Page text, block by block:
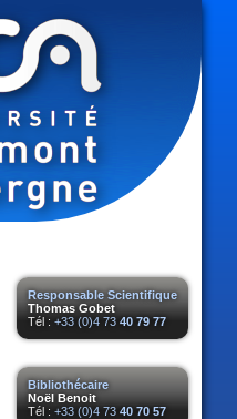
Responsable Scientifique
Thomas Gobet
Tél : +33 (0)4 73 40 79 77
Bibliothécaire
Noël Benoit
Tél : +33 (0)4 73 40 70 57